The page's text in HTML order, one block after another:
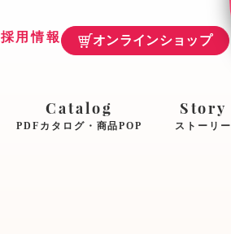
採用情報 オンラインショップ
Catalog
PDFカタログ・商品POP
Story
ストーリー